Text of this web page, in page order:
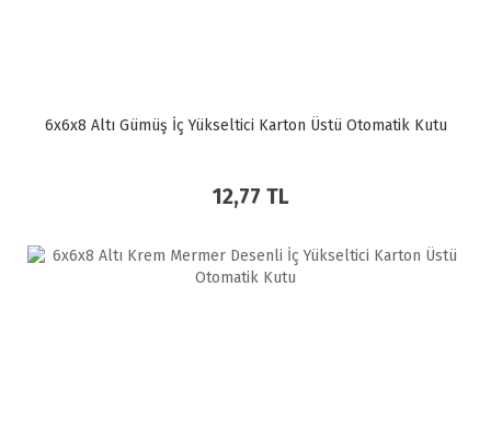
6x6x8 Altı Gümüş İç Yükseltici Karton Üstü Otomatik Kutu
12,77 TL